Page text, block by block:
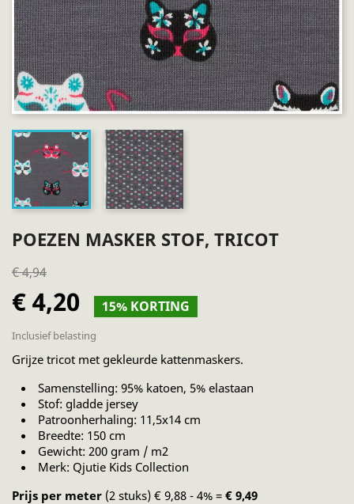
POEZEN MASKER STOF, TRICOT
€ 4,94
€ 4,20 15% KORTING
Inclusief belasting
Grijze tricot met gekleurde kattenmaskers.
Samenstelling: 95% katoen, 5% elastaan
Stof: gladde jersey
Patroonherhaling: 11,5x14 cm
Breedte: 150 cm
Gewicht: 200 gram / m2
Merk: Qjutie Kids Collection
Prijs per meter (2 stuks) € 9,88 - 4% = € 9,49